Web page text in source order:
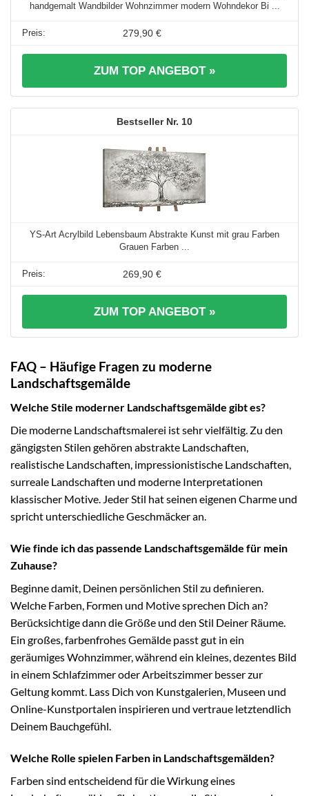
handgemalt Wandbilder Wohnzimmer modern Wohndekor Bi ...
279,90 €
ZUM TOP ANGEBOT »
10
YS-Art Acrylbild Lebensbaum Abstrakte Kunst mit grau Farben
Grauen Farben ...
269,90 €
ZUM TOP ANGEBOT »
FAQ – Häufige Fragen zu moderne
Landschaftsgemälde
Welche Stile moderner Landschaftsgemälde gibt es?
Die moderne Landschaftsmalerei ist sehr vielfältig. Zu den
gängigsten Stilen gehören abstrakte Landschaften,
realistische Landschaften, impressionistische Landschaften,
surreale Landschaften und moderne Interpretationen
klassischer Motive. Jeder Stil hat seinen eigenen Charme und
spricht unterschiedliche Geschmäcker an.
Wie finde ich das passende Landschaftsgemälde für mein
Zuhause?
Beginne damit, Deinen persönlichen Stil zu definieren.
Welche Farben, Formen und Motive sprechen Dich an?
Berücksichtige dann die Größe und den Stil Deiner Räume.
Ein großes, farbenfrohes Gemälde passt gut in ein
geräumiges Wohnzimmer, während ein kleines, dezentes Bild
in einem Schlafzimmer oder Arbeitszimmer besser zur
Geltung kommt. Lass Dich von Kunstgalerien, Museen und
Online-Kunstportalen inspirieren und vertraue letztendlich
Deinem Bauchgefühl.
Welche Rolle spielen Farben in Landschaftsgemälden?
Farben sind entscheidend für die Wirkung eines